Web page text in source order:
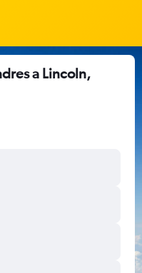
a Lincoln,